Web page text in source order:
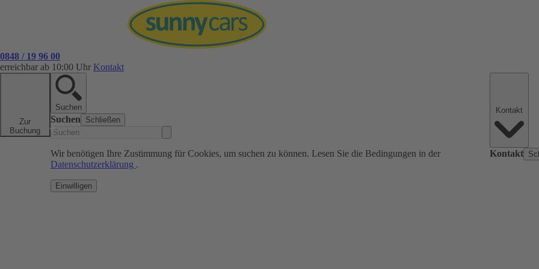
0848 / 19 96 00
erreichbar ab 10:00 Uhr Kontakt
Zur
Buchung
Suchen
Suchen Schließen
Wir benötigen Ihre Zustimmung für Cookies, um suchen zu können. Lesen Sie die Bedingungen in der
Datenschutzerklärung .
Einwilligen
Kontakt